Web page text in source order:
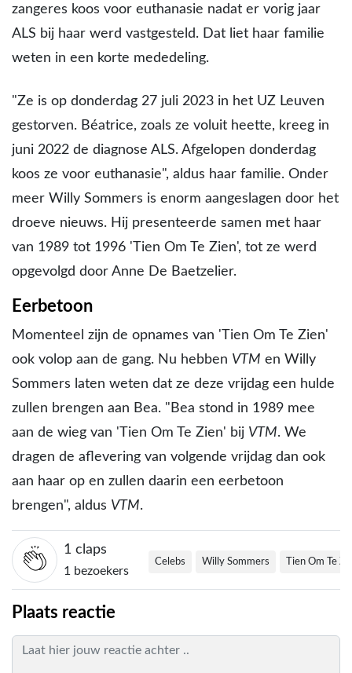
zangeres koos voor euthanasie nadat er vorig jaar
ALS bij haar werd vastgesteld. Dat liet haar familie
weten in een korte mededeling.
"Ze is op donderdag 27 juli 2023 in het UZ Leuven
gestorven. Béatrice, zoals ze voluit heette, kreeg in
juni 2022 de diagnose ALS. Afgelopen donderdag
koos ze voor euthanasie", aldus haar familie. Onder
meer Willy Sommers is enorm aangeslagen door het
droeve nieuws. Hij presenteerde samen met haar
van 1989 tot 1996 'Tien Om Te Zien', tot ze werd
opgevolgd door Anne De Baetzelier.
Eerbetoon
Momenteel zijn de opnames van 'Tien Om Te Zien'
ook volop aan de gang. Nu hebben VTM en Willy
Sommers laten weten dat ze deze vrijdag een hulde
zullen brengen aan Bea. "Bea stond in 1989 mee
aan de wieg van 'Tien Om Te Zien' bij VTM. We
dragen de aflevering van volgende vrijdag dan ook
aan haar op en zullen daarin een eerbetoon
brengen", aldus VTM.
1 claps
1 bezoekers
Celebs Willy Sommers Tien Om Te
Plaats reactie